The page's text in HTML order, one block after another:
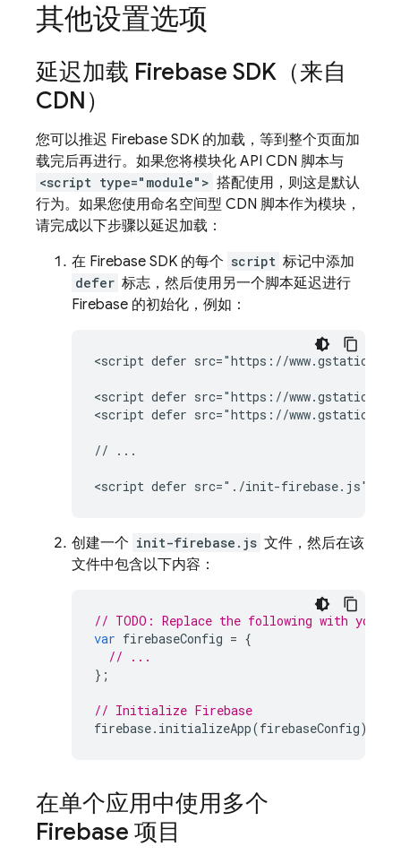
其他设置选项
延迟加载 Firebase SDK（来自
CDN）
您可以推迟 Firebase SDK 的加载，等到整个页面加
载完后再进行。如果您将模块化 API CDN 脚本与
<script type="module"> 搭配使用，则这是默认
行为。如果您使用命名空间型 CDN 脚本作为模块，
请完成以下步骤以延迟加载：
在 Firebase SDK 的每个 script 标记中添加
defer 标志，然后使用另一个脚本延迟进行
Firebase 的初始化，例如：
<script defer src="https://
<script defer src="https://
<script defer src="https://
// ...
创建一个 init-firebase.js 文件，然后在该
文件中包含以下内容：
// TODO: Replace the following with your
var firebaseConfig = {
// ...
};
// Initialize Firebase
firebase. initializeApp(firebaseConfig);
在单个应用中使用多个
Firebase 项目